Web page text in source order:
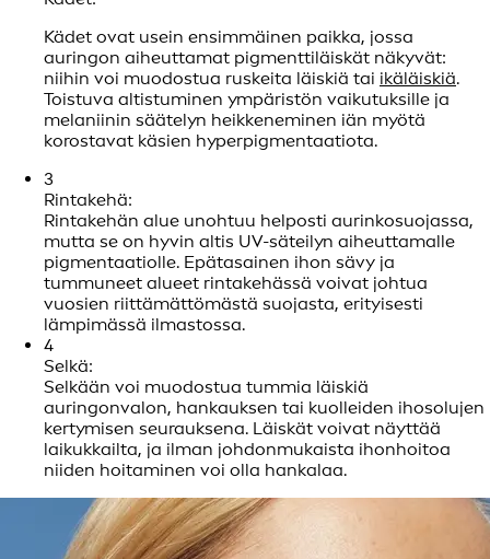
Kädet ovat usein ensimmäinen paikka, jossa
auringon aiheuttamat pigmenttiläiskät näkyvät:
niihin voi muodostua ruskeita läiskiä tai ikäläiskiä.
Toistuva altistuminen ympäristön vaikutuksille ja
melaniinin säätelyn heikkeneminen iän myötä
korostavat käsien hyperpigmentaatiota.
3
Rintakehä:
Rintakehän alue unohtuu helposti aurinkosuojassa,
mutta se on hyvin altis UV-säteilyn aiheuttamalle
pigmentaatiolle. Epätasainen ihon sävy ja
tummuneet alueet rintakehässä voivat johtua
vuosien riittämättömästä suojasta, erityisesti
lämpimässä ilmastossa.
4
Selkä:
Selkään voi muodostua tummia läiskiä
auringonvalon, hankauksen tai kuolleiden ihosolujen
kertymisen seurauksena. Läiskät voivat näyttää
laikukkailta, ja ilman johdonmukaista ihonhoitoa
niiden hoitaminen voi olla hankalaa.